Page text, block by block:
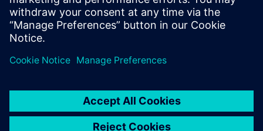
contact details and your training requirements, you will receive a
quotation from us.
Request Exclusive Quotation